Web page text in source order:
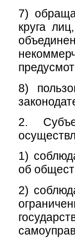
7)
круга
8)
2.
1)
об
2)